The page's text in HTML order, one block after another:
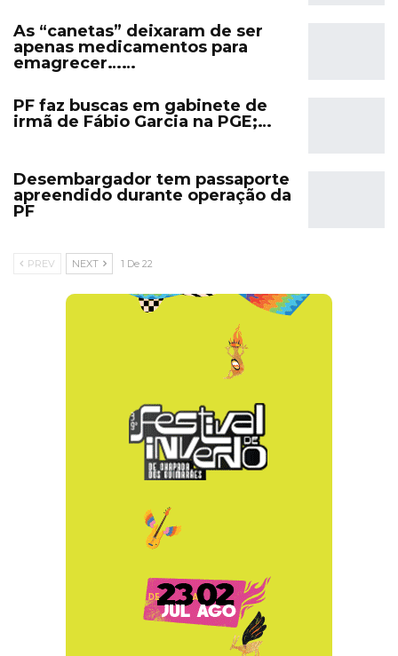
As “canetas” deixaram de ser
apenas medicamentos para
emagrecer……
PF faz buscas em gabinete de
irmã de Fábio Garcia na PGE;…
Desembargador tem passaporte
apreendido durante operação da
PF
PREV NEXT 1 De 22